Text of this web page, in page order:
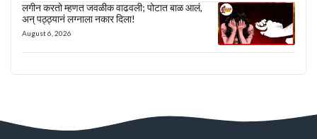
लगीन करतो म्हणत जवळीक वाढवली; पोटात बाळ आलं,
अन् पठ्ठ्यानं लग्नाला नकार दिला!
August 6, 2026